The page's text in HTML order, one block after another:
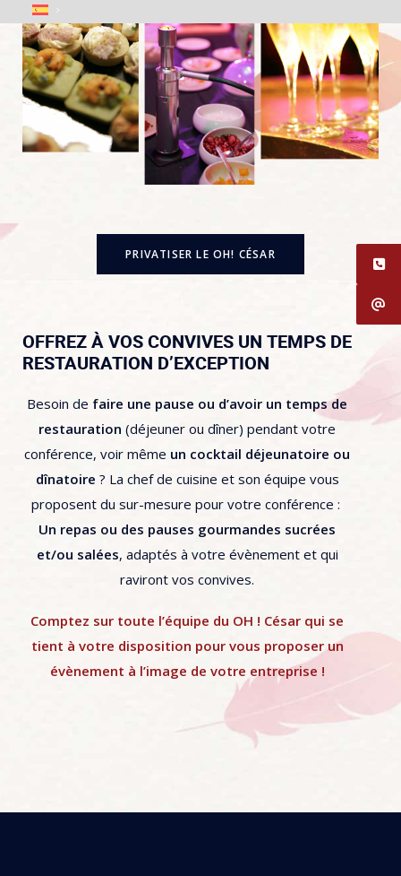
PRIVATISER LE OH! CÉSAR
OFFREZ À VOS CONVIVES UN TEMPS DE
RESTAURATION D’EXCEPTION
Besoin de faire une pause ou d’avoir un temps de
restauration (déjeuner ou dîner) pendant votre
conférence, voir même un cocktail déjeunatoire ou
dînatoire ? La chef de cuisine et son équipe vous
proposent du sur-mesure pour votre conférence :
Un repas ou des pauses gourmandes sucrées
et/ou salées, adaptés à votre évènement et qui
raviront vos convives.
Comptez sur toute l’équipe du OH ! César qui se
tient à votre disposition pour vous proposer un
évènement à l’image de votre entreprise !